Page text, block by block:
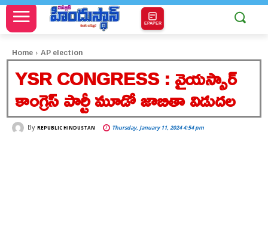
EPAPER
Home AP election
YSR CONGRESS : వైయస్సార్
కాంగ్రెస్ పార్టీ మూడో జాబితా విడుదల
By REPUBLIC HINDUSTAN Thursday, January 11, 2024 4:54 pm